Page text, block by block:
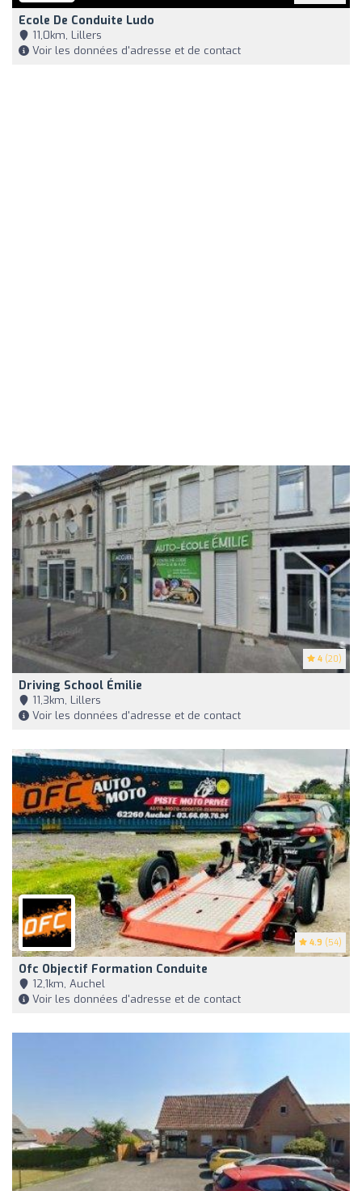
Ecole De Conduite Ludo
11,0km, Lillers
Voir les données d'adresse et de contact
4 (20)
Driving School Émilie
11,3km, Lillers
Voir les données d'adresse et de contact
4.9 (54)
Ofc Objectif Formation Conduite
12,1km, Auchel
Voir les données d'adresse et de contact